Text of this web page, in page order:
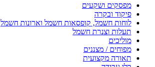
מפסקים ושקעים
פיקוד ובקרה
לוחות חשמל, קופסאות חשמל וארונות חשמל
תעלות וצנרת חשמל
מוליכים
מפוחים / מצננים
תאורה מקצועית